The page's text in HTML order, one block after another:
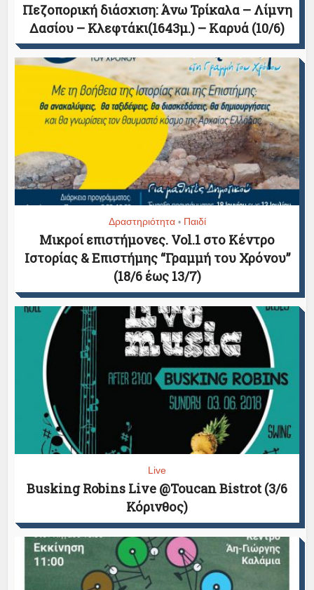
Πεζοπορική διάσχιση: Άνω Τρίκαλα – Λίμνη
Δασίου – Κλεφτάκι(1643μ.) – Καρυά (10/6)
Δραστηριότητα • Παιδί
Μικροί επιστήμονες. Vol.1 στο Κέντρο
Ιστορίας & Επιστήμης “Γραμμή του Χρόνου”
(18/6 έως 13/7)
Live
Busking Robins Live @Toucan Bistrot (3/6
Κόρινθος)